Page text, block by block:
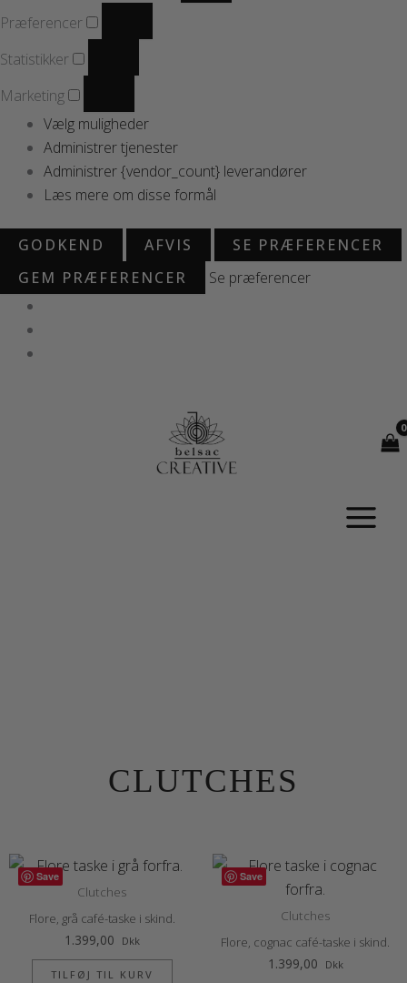
Præferencer
Statistikker
Marketing
Vælg muligheder
Administrer tjenester
Administrer {vendor_count} leverandører
Læs mere om disse formål
GODKEND AFVIS
SE PRÆFERENCER
GEM PRÆFERENCER
Se præferencer
CLUTCHES
Save
Clutches
Flore, grå café-taske i skind.
1.399,00 Dkk
TILFØJ TIL KURV
Save
Clutches
Flore, cognac café-taske i skind.
1.399,00 Dkk